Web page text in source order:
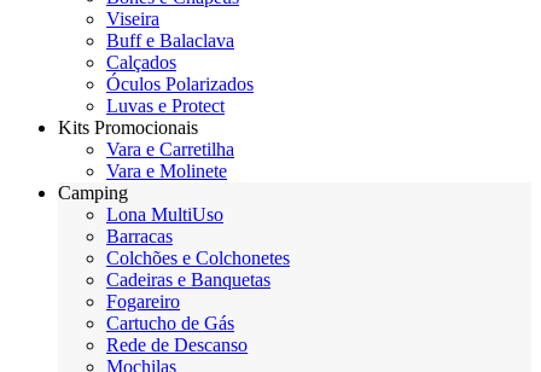
Viseira
Buff e Balaclava
Calçados
Óculos Polarizados
Luvas e Protect
Kits Promocionais
Vara e Carretilha
Vara e Molinete
Camping
Lona MultiUso
Barracas
Colchões e Colchonetes
Cadeiras e Banquetas
Fogareiro
Cartucho de Gás
Rede de Descanso
Mochilas